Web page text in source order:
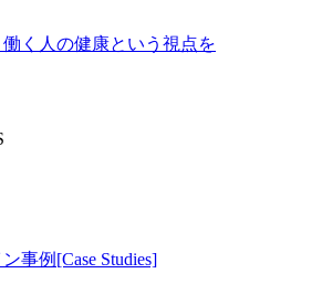
く人の健康という視点を
事例[Case Studies]